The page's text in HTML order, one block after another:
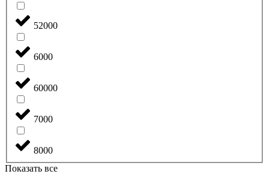
52000
6000
60000
7000
8000
Показать все